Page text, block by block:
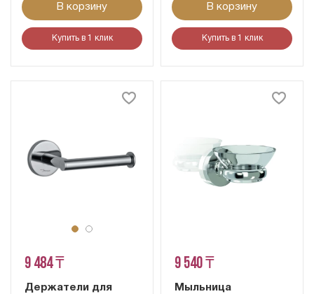
В корзину
Купить в 1 клик
В корзину
Купить в 1 клик
9 484 ₸
Держатели для
9 540 ₸
Мыльница